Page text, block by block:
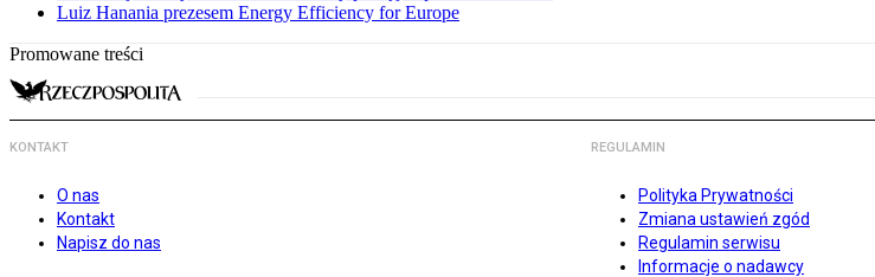
Luiz Hanania prezesem Energy Efficiency for Europe
Promowane treści
KONTAKT
O nas
Kontakt
Napisz do nas
REGULAMIN
Polityka Prywatności
Zmiana ustawień zgód
Regulamin serwisu
Informacje o nadawcy